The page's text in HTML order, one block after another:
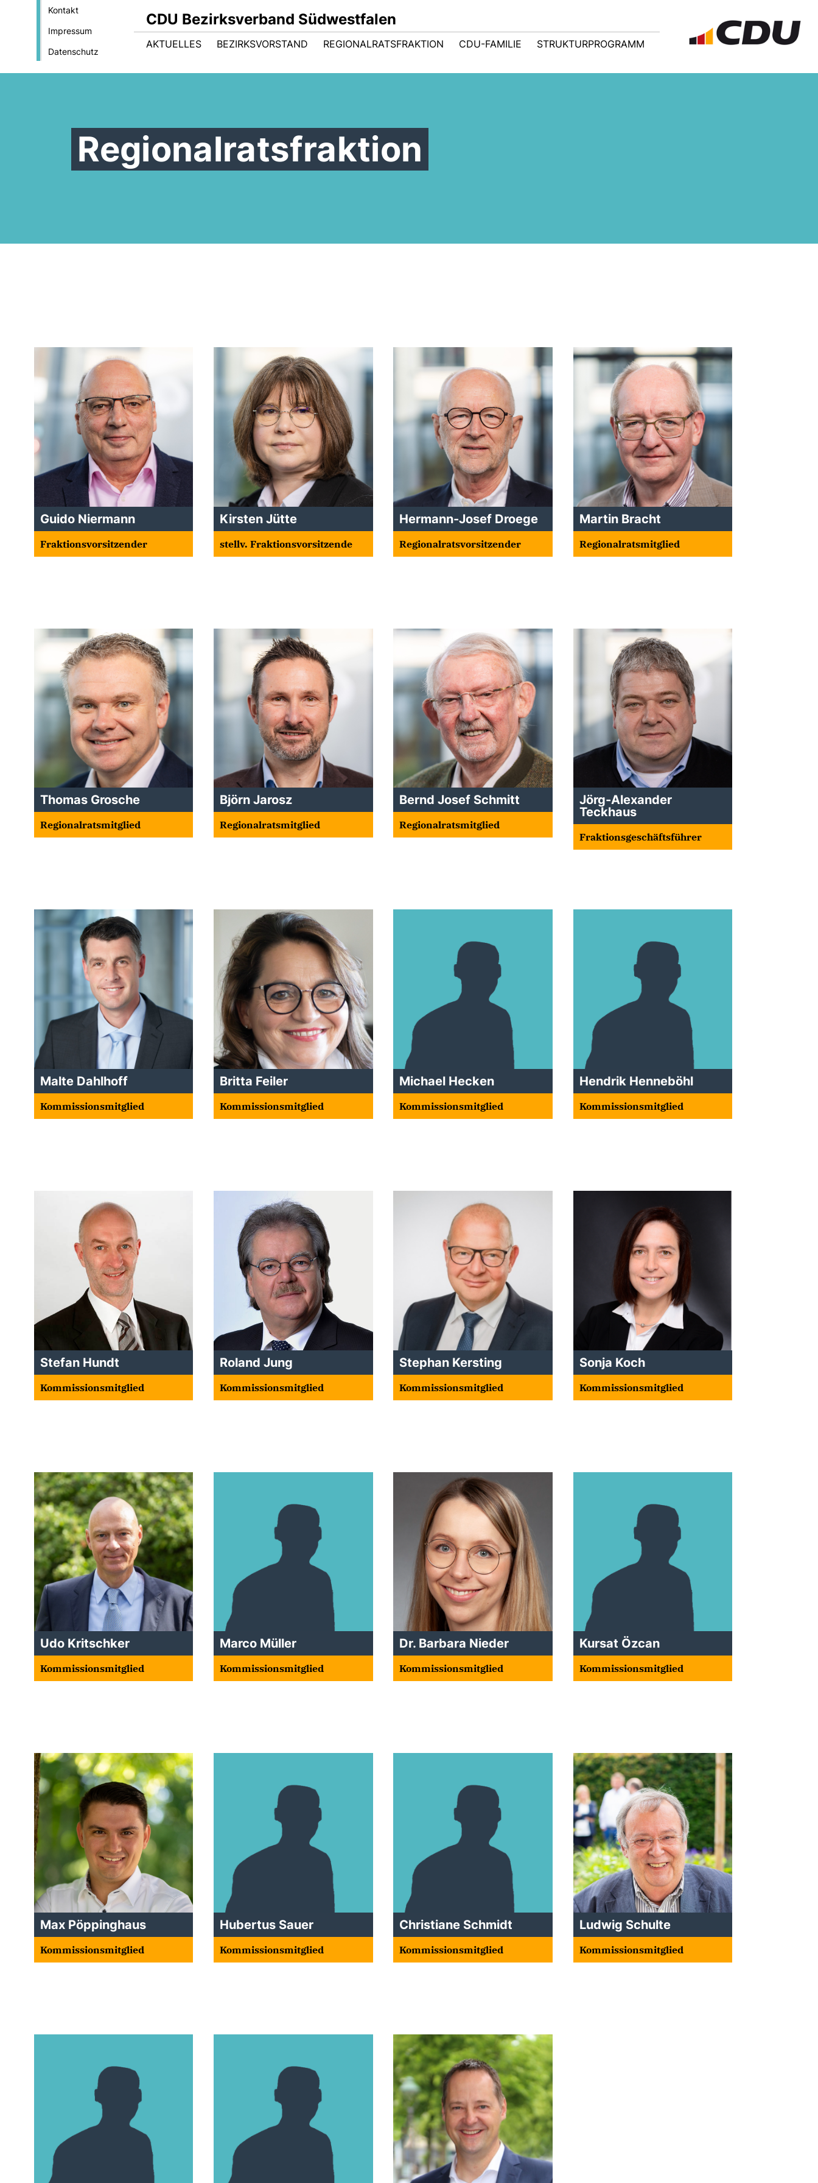
Kontakt
Impressum
Datenschutz
CDU Bezirksverband Südwestfalen
AKTUELLES BEZIRKSVORSTAND REGIONALRATSFRAKTION CDU-FAMILIE STRUKTURPROGRAMM
Regionalratsfraktion
Guido Niermann
Fraktionsvorsitzender
Kirsten Jütte
stellv. Fraktionsvorsitzende
Hermann-Josef Droege
Regionalratsvorsitzender
Martin Bracht
Regionalratsmitglied
Thomas Grosche
Regionalratsmitglied
Björn Jarosz
Regionalratsmitglied
Bernd Josef Schmitt
Regionalratsmitglied
Jörg-Alexander
Teckhaus
Fraktionsgeschäftsführer
Malte Dahlhoff
Kommissionsmitglied
Britta Feiler
Kommissionsmitglied
Michael Hecken
Kommissionsmitglied
Hendrik Henneböhl
Kommissionsmitglied
Stefan Hundt
Kommissionsmitglied
Roland Jung
Kommissionsmitglied
Stephan Kersting
Kommissionsmitglied
Sonja Koch
Kommissionsmitglied
Udo Kritschker
Kommissionsmitglied
Marco Müller
Kommissionsmitglied
Dr. Barbara Nieder
Kommissionsmitglied
Kursat Özcan
Kommissionsmitglied
Max Pöppinghaus
Kommissionsmitglied
Hubertus Sauer
Kommissionsmitglied
Christiane Schmidt
Kommissionsmitglied
Ludwig Schulte
Kommissionsmitglied